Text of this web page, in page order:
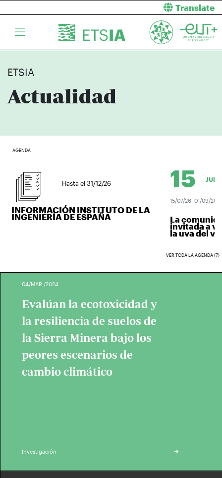
Translate
ETSIA
Actualidad
AGENDA
Hasta el 31/12/26
INFORMACIÓN INSTITUTO DE LA
INGENIERÍA DE ESPAÑA
15 JUL.
15/07/26–01/09/26
La
invitada a
la uva del
VER TODA LA AGENDA (7)
04/MAR./2024
Evalúan la ecotoxicidad y
la resiliencia de suelos de
la Sierra Minera bajo los
peores escenarios de
cambio climático
Investigación